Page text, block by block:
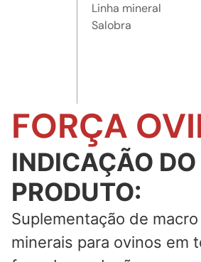
Linha mineral
Salobra
FORÇA
INDICAÇÃO DO
PRODUTO:
Suplementação de
minerais para ovinos em